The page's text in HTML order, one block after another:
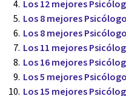
Los 12 mejores
Los 8 mejores
Los 8 mejores
Los 11 mejores
Los 16 mejores
Los 5 mejores
Los 15 mejores